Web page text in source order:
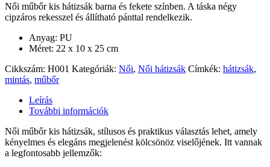
Női műbőr kis hátizsák barna és fekete színben. A táska négy
cipzáros rekesszel és állítható pánttal rendelkezik.
Anyag: PU
Méret: 22 x 10 x 25 cm
Cikkszám: H001 Kategóriák: Női, Női hátizsák Címkék: hátizsák,
mintás, műbőr
Leírás
További információk
Női műbőr kis hátizsák, stílusos és praktikus választás lehet, amely
kényelmes és elegáns megjelenést kölcsönöz viselőjének. Itt vannak
a legfontosabb jellemzők: